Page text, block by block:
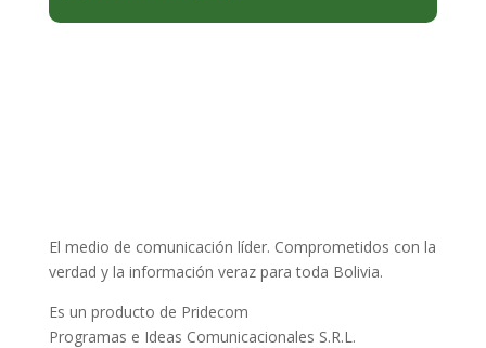
El medio de comunicación líder. Comprometidos con la
verdad y la información veraz para toda Bolivia.
Es un producto de Pridecom
Programas e Ideas Comunicacionales S.R.L.